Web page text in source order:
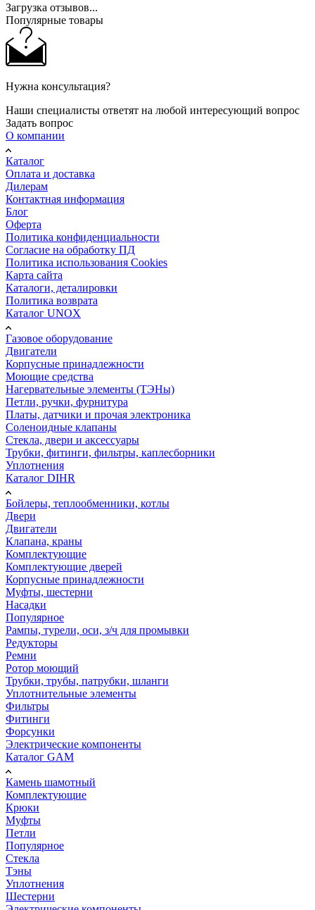
Загрузка отзывов...
Популярные товары
Нужна консультация?
Наши специалисты ответят на любой интересующий вопрос
Задать вопрос
О компании
Каталог
Оплата и доставка
Дилерам
Контактная информация
Блог
Оферта
Политика конфиденциальности
Согласие на обработку ПД
Политика использования Cookies
Карта сайта
Каталоги, деталировки
Политика возврата
Каталог UNOX
Газовое оборудование
Двигатели
Корпусные принадлежности
Моющие средства
Нагервательные элементы (ТЭНы)
Петли, ручки, фурнитура
Платы, датчики и прочая электроника
Соленоидные клапаны
Стекла, двери и аксессуары
Трубки, фитинги, фильтры, каплесборники
Уплотнения
Каталог DIHR
Бойлеры, теплообменники, котлы
Двери
Двигатели
Клапана, краны
Комплектующие
Комплектующие дверей
Корпусные принадлежности
Муфты, шестерни
Насадки
Популярное
Рампы, турели, оси, з/ч для промывки
Редукторы
Ремни
Ротор моющий
Трубки, трубы, патрубки, шланги
Уплотнительные элементы
Фильтры
Фитинги
Форсунки
Электрические компоненты
Каталог GAM
Камень шамотный
Комплектующие
Крюки
Муфты
Петли
Популярное
Стекла
Тэны
Уплотнения
Шестерни